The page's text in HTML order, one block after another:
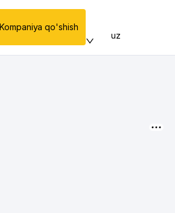
Kompaniya qo'shish
uz